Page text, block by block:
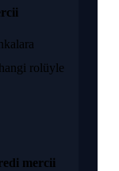
rolüyle
mercii